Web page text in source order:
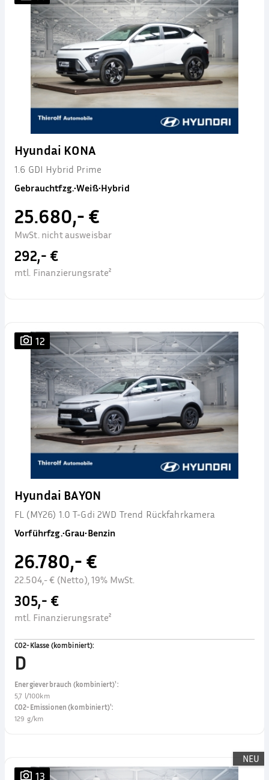
Hyundai KONA
1.6 GDI Hybrid Prime
Gebrauchtfzg.•Weiß•Hybrid
25.680,- €
MwSt. nicht ausweisbar
292,- €
mtl. Finanzierungsrate²
12
Hyundai BAYON
FL (MY26) 1.0 T-Gdi 2WD Trend Rückfahrkamera
Vorführfzg.•Grau•Benzin
26.780,- €
22.504,- € (Netto), 19% MwSt.
305,- €
mtl. Finanzierungsrate²
CO2-Klasse (kombiniert):
D
Energieverbrauch (kombiniert)¹:
5,7 l/100km
CO2-Emissionen (kombiniert)¹:
129 g/km
NEU
13